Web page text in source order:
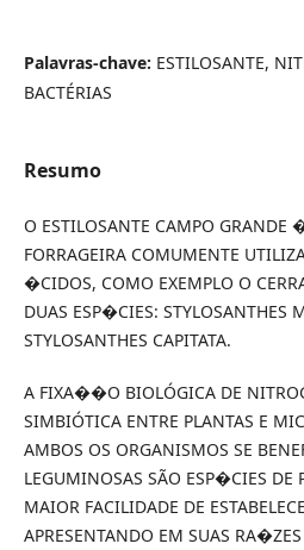
Palavras-chave: ESTILOSANTE,
BACTÉRIAS
Resumo
O ESTILOSANTE CAMPO
FORRAGEIRA COMUMENTE
�CIDOS, COMO EXEMPLO O
DUAS ESP�CIES: STYLOSANTHES
STYLOSANTHES CAPITATA.
A FIXA��O BIOLÓGICA DE
SIMBIÓTICA ENTRE PLANTAS E
AMBOS OS ORGANISMOS SE
LEGUMINOSAS SÃO ESP�CIES DE
MAIOR FACILIDADE DE
APRESENTANDO EM SUAS